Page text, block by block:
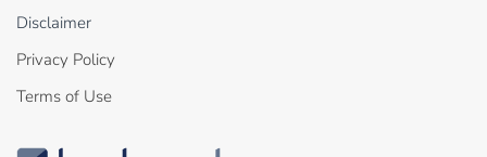
Disclaimer
Privacy Policy
Terms of Use